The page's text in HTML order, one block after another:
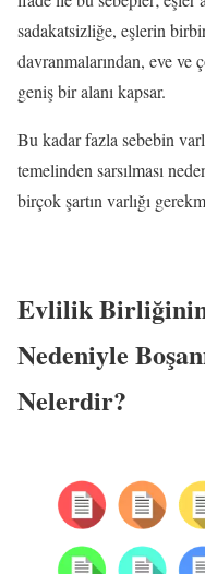
sadakatsizliğe, eşlerin
davranmalarından, eve ve
geniş bir alanı kapsar.
Bu kadar fazla sebebin
temelinden sarsılması
birçok şartın varlığı
Evlilik Birliğinin
Nedeniyle
Nelerdir?